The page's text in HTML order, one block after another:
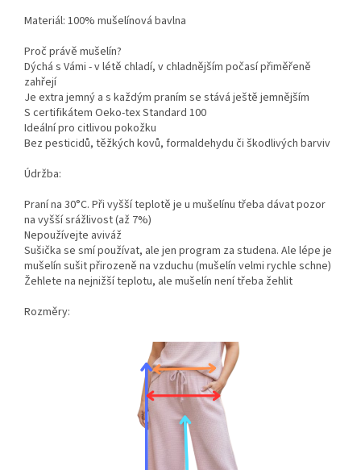
Materiál: 100% mušelínová bavlna
Proč právě mušelín?
Dýchá s Vámi - v létě chladí, v chladnějším počasí přiměřeně
zahřejí
Je extra jemný a s každým praním se stává ještě jemnějším
S certifikátem Oeko-tex Standard 100
Ideální pro citlivou pokožku
Bez pesticidů, těžkých kovů, formaldehydu či škodlivých barviv
Údržba:
Praní na 30°C. Při vyšší teplotě je u mušelínu třeba dávat pozor
na vyšší srážlivost (až 7%)
Nepoužívejte aviváž
Sušička se smí používat, ale jen program za studena. Ale lépe je
mušelín sušit přirozeně na vzduchu (mušelín velmi rychle schne)
Žehlete na nejnižší teplotu, ale mušelín není třeba žehlit
Rozměry: